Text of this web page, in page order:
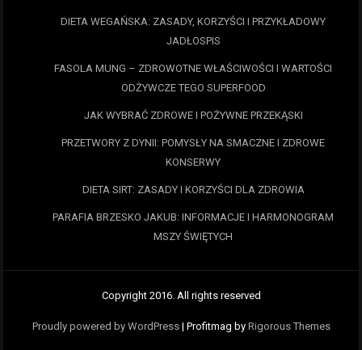
DIETA WEGAŃSKA: ZASADY, KORZYŚCI I PRZYKŁADOWY
JADŁOSPIS
FASOLA MUNG – ZDROWOTNE WŁAŚCIWOŚCI I WARTOŚCI
ODŻYWCZE TEGO SUPERFOOD
JAK WYBRAĆ ZDROWE I POŻYWNE PRZEKĄSKI
PRZETWORY Z DYNII: POMYSŁY NA SMACZNE I ZDROWE
KONSERWY
DIETA SIRT: ZASADY I KORZYŚCI DLA ZDROWIA
PARAFIA BRZESKO JAKUB: INFORMACJE I HARMONOGRAM
MSZY ŚWIĘTYCH
Copyright 2016. All rights reserved
Proudly powered by WordPress | Profitmag by Rigorous Themes